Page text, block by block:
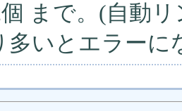
まで。(自動リ
多いとエラーに